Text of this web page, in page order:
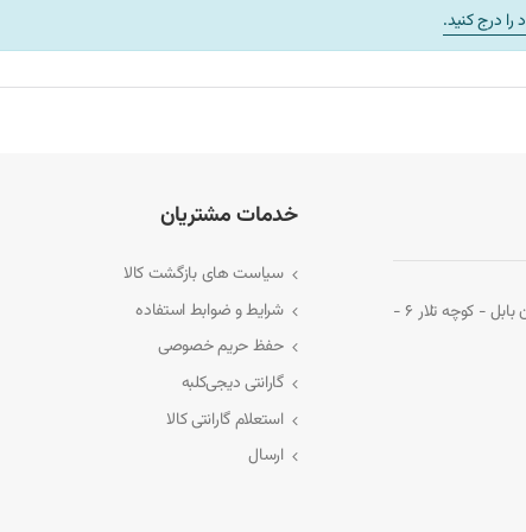
مدل لپ‌تاپ و شکل ظاهری باتری شما با این مدل مطابقت داشته باشد.
را درج کنید.
مازندران - قائم‌شهر - میدان طالقانی - ابتدای خیابان بابل - کوچه تلار 6 -
خدمات مشتریان
سیاست های بازگشت کالا
شرایط و ضوابط استفاده
حفظ حریم خصوصی
گارانتی دیجی‌کلبه
استعلام گارانتی کالا
ارسال